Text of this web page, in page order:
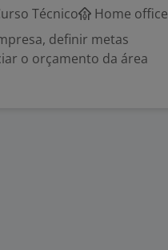
Técnico
Home office
definir metas
o orçamento da área